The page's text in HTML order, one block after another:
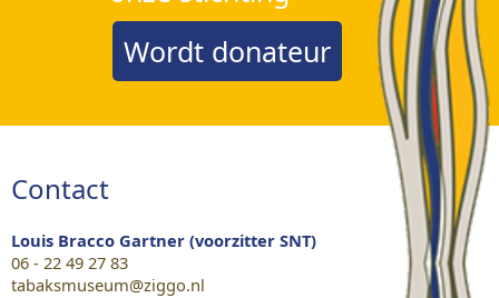
Wordt donateur
Contact
Louis Bracco Gartner (voorzitter SNT)
06 - 22 49 27 83
tabaksmuseum@ziggo.nl